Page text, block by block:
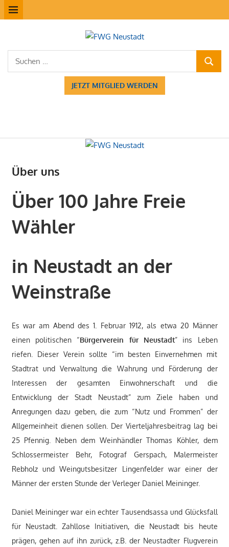
Zum
InhaltMENÜ
FWG
Neustadt
Suchen
nach:
JETZT MITGLIED WERDEN
Über uns
Über 100 Jahre Freie
Wähler
in Neustadt an der
Weinstraße
Es war am Abend des 1. Februar 1912, als etwa 20 Männer
einen politischen “Bürgerverein für Neustadt” ins Leben
riefen. Dieser Verein sollte “im besten Einvernehmen mit
Stadtrat und Verwaltung die Wahrung und Förderung der
Interessen der gesamten Einwohnerschaft und die
Entwicklung der Stadt Neustadt” zum Ziele haben und
Anregungen dazu geben, die zum “Nutz und Frommen” der
Allgemeinheit dienen sollen. Der Vierteljahresbeitrag lag bei
25 Pfennig. Neben dem Weinhändler Thomas Köhler, dem
Schlossermeister Behr, Fotograf Gerspach, Malermeister
Rebholz und Weingutsbesitzer Lingenfelder war einer der
Männer der ersten Stunde der Verleger Daniel Meininger.
Daniel Meininger war ein echter Tausendsassa und Glücksfall
für Neustadt. Zahllose Initiativen, die Neustadt bis heute
prägen, gehen auf ihn zurück, z.B. der Neustadter Flugverein